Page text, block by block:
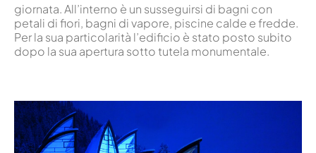
giornata. All’interno è un susseguirsi di bagni con
petali di fiori, bagni di vapore, piscine calde e fredde.
Per la sua particolarità l’edificio è stato posto subito
dopo la sua apertura sotto tutela monumentale.